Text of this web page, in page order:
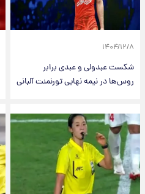
۱۴۰۴/۱۲/۸
شکست عبدولی و عبدی برابر
روس‌ها در نیمه نهایی تورنمنت آلبانی